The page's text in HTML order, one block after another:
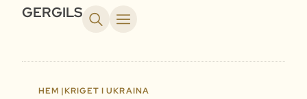
GERGILS
HEM |KRIGET I UKRAINA